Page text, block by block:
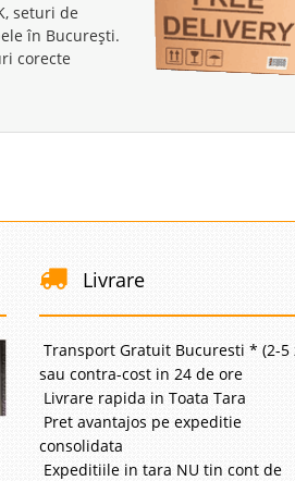
seturi de
în București.
corecte
Livrare
Transport Gratuit Bucuresti * (2-5
sau contra-cost in 24 de ore
Livrare rapida in Toata Tara
Pret avantajos pe expeditie
consolidata
Expeditiile in tara NU tin cont de